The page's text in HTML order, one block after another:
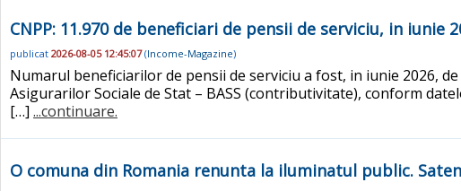
CNPP: 11.970 de beneficiari de pensii de serviciu, in iunie
publicat 2026-08-05 12:45:07(Income-Magazine)
Numarul beneficiarilor de pensii de serviciu a fost, in iunie 2026,
Asigurarilor Sociale de Stat – BASS (contributivitate), conform
[…] ...continuare.
O comuna din Romania renunta la iluminatul public.